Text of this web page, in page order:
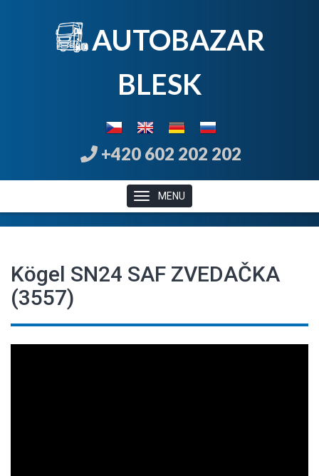
AUTOBAZAR
BLESK
+420 602 202 202
MENU
Kögel SN24 SAF ZVEDAČKA
(3557)